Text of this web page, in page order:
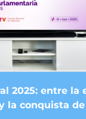
2025: entre la
la conquista